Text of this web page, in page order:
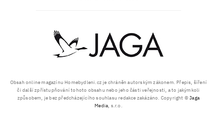
Obsah online magazínu Homebydleni.cz je chráněn autorským zákonem. Přepis, šíření
či další zpřístupňování tohoto obsahu nebo jeho části veřejnosti, a to jakýmkoli
způsobem, je bez předcházejícího souhlasu redakce zakázáno. Copyright ©Jaga
Media, s.r.o.